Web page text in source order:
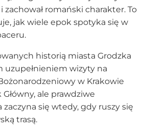
zachował romański charakter. To
jak wiele epok spotyka się w
historią miasta Grodzka
uzupełnieniem wizyty na
w Krakowie
ale prawdziwe
się wtedy, gdy ruszy się
trasą.